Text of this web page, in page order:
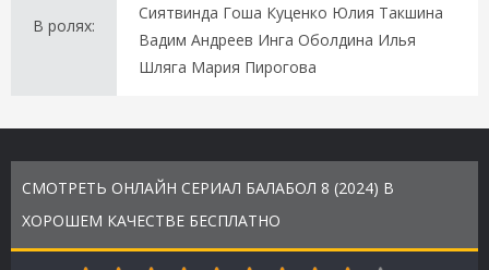
В ролях:
Сиятвинда Гоша Куценко Юлия Такшина
Вадим Андреев Инга Оболдина Илья
Шляга Мария Пирогова
СМОТРЕТЬ ОНЛАЙН СЕРИАЛ БАЛАБОЛ 8 (2024) В
ХОРОШЕМ КАЧЕСТВЕ БЕСПЛАТНО